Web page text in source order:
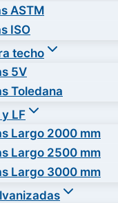
ASTM
ISO
techo
5V
Toledana
LF
Largo 2000 mm
Largo 2500 mm
Largo 3000 mm